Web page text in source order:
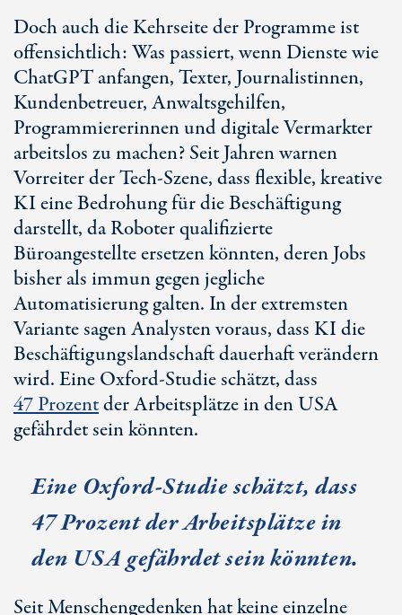
Doch auch die Kehrseite der Programme ist
offensichtlich: Was passiert, wenn Dienste wie
ChatGPT anfangen, Texter, Journalistinnen,
Kundenbetreuer, Anwaltsgehilfen,
Programmiererinnen und digitale Vermarkter
arbeitslos zu machen? Seit Jahren warnen
Vorreiter der Tech-Szene, dass flexible, kreative
KI eine Bedrohung für die Beschäftigung
darstellt, da Roboter qualifizierte
Büroangestellte ersetzen könnten, deren Jobs
bisher als immun gegen jegliche
Automatisierung galten. In der extremsten
Variante sagen Analysten voraus, dass KI die
Beschäftigungslandschaft dauerhaft verändern
wird. Eine Oxford-Studie schätzt, dass
47 Prozentder Arbeitsplätze in den USA
gefährdet sein könnten.
Eine Oxford-Studie schätzt, dass
47 Prozent der Arbeitsplätze in
den USA gefährdet sein könnten.
Seit Menschengedenken hat keine einzelne